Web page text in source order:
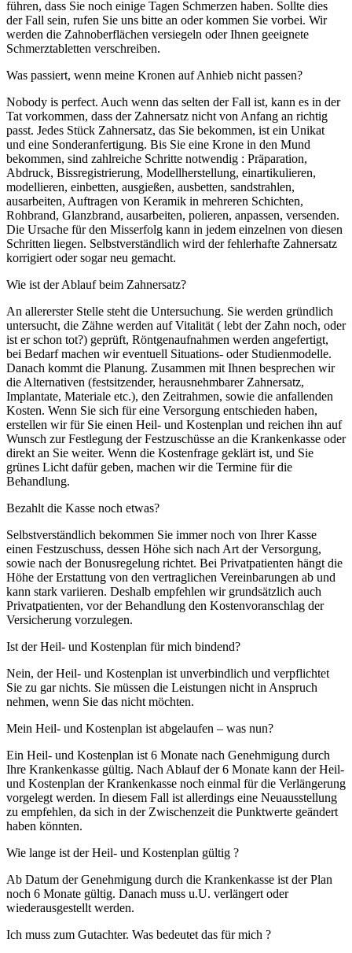
führen, dass Sie noch einige Tagen Schmerzen haben. Sollte dies
der Fall sein, rufen Sie uns bitte an oder kommen Sie vorbei. Wir
werden die Zahnoberflächen versiegeln oder Ihnen geeignete
Schmerztabletten verschreiben.
Was passiert, wenn meine Kronen auf Anhieb nicht passen?
Nobody is perfect. Auch wenn das selten der Fall ist, kann es in der
Tat vorkommen, dass der Zahnersatz nicht von Anfang an richtig
passt. Jedes Stück Zahnersatz, das Sie bekommen, ist ein Unikat
und eine Sonderanfertigung. Bis Sie eine Krone in den Mund
bekommen, sind zahlreiche Schritte notwendig : Präparation,
Abdruck, Bissregistrierung, Modellherstellung, einartikulieren,
modellieren, einbetten, ausgießen, ausbetten, sandstrahlen,
ausarbeiten, Auftragen von Keramik in mehreren Schichten,
Rohbrand, Glanzbrand, ausarbeiten, polieren, anpassen, versenden.
Die Ursache für den Misserfolg kann in jedem einzelnen von diesen
Schritten liegen. Selbstverständlich wird der fehlerhafte Zahnersatz
korrigiert oder sogar neu gemacht.
Wie ist der Ablauf beim Zahnersatz?
An allererster Stelle steht die Untersuchung. Sie werden gründlich
untersucht, die Zähne werden auf Vitalität ( lebt der Zahn noch, oder
ist er schon tot?) geprüft, Röntgenaufnahmen werden angefertigt,
bei Bedarf machen wir eventuell Situations- oder Studienmodelle.
Danach kommt die Planung. Zusammen mit Ihnen besprechen wir
die Alternativen (festsitzender, herausnehmbarer Zahnersatz,
Implantate, Materiale etc.), den Zeitrahmen, sowie die anfallenden
Kosten. Wenn Sie sich für eine Versorgung entschieden haben,
erstellen wir für Sie einen Heil- und Kostenplan und reichen ihn auf
Wunsch zur Festlegung der Festzuschüsse an die Krankenkasse oder
direkt an Sie weiter. Wenn die Kostenfrage geklärt ist, und Sie
grünes Licht dafür geben, machen wir die Termine für die
Behandlung.
Bezahlt die Kasse noch etwas?
Selbstverständlich bekommen Sie immer noch von Ihrer Kasse
einen Festzuschuss, dessen Höhe sich nach Art der Versorgung,
sowie nach der Bonusregelung richtet. Bei Privatpatienten hängt die
Höhe der Erstattung von den vertraglichen Vereinbarungen ab und
kann stark variieren. Deshalb empfehlen wir grundsätzlich auch
Privatpatienten, vor der Behandlung den Kostenvoranschlag der
Versicherung vorzulegen.
Ist der Heil- und Kostenplan für mich bindend?
Nein, der Heil- und Kostenplan ist unverbindlich und verpflichtet
Sie zu gar nichts. Sie müssen die Leistungen nicht in Anspruch
nehmen, wenn Sie das nicht möchten.
Mein Heil- und Kostenplan ist abgelaufen – was nun?
Ein Heil- und Kostenplan ist 6 Monate nach Genehmigung durch
Ihre Krankenkasse gültig. Nach Ablauf der 6 Monate kann der Heil-
und Kostenplan der Krankenkasse noch einmal für die Verlängerung
vorgelegt werden. In diesem Fall ist allerdings eine Neuausstellung
zu empfehlen, da sich in der Zwischenzeit die Punktwerte geändert
haben könnten.
Wie lange ist der Heil- und Kostenplan gültig ?
Ab Datum der Genehmigung durch die Krankenkasse ist der Plan
noch 6 Monate gültig. Danach muss u.U. verlängert oder
wiederausgestellt werden.
Ich muss zum Gutachter. Was bedeutet das für mich ?